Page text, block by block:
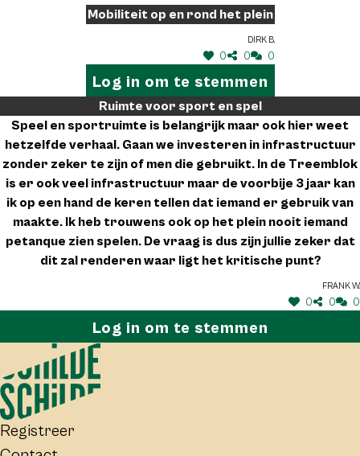
Mobiliteit op en rond het plein
Dirk B.
0 0 0
Log in om te stemmen
Ruimte voor sport en spel
Speel en sportruimte is belangrijk maar ook hier weet
hetzelfde verhaal. Gaan we investeren in infrastructuur
zonder zeker te zijn of men die gebruikt. In de Treemblok
is er ook veel infrastructuur maar de voorbije 3 jaar kan
ik op een hand de keren tellen dat iemand er gebruik van
maakte. Ik heb trouwens ook op het plein nooit iemand
petanque zien spelen. De vraag is dus zijn jullie zeker dat
dit zal renderen waar ligt het kritische punt?
Frank W.
0 0 0
Log in om te stemmen
Registreer